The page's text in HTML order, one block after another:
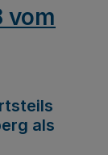
vom
als